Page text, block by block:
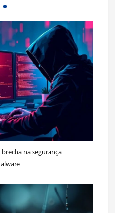
na segurança